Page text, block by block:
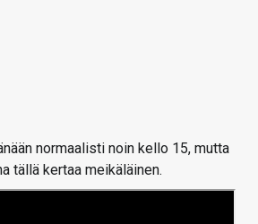
normaalisti noin kello 15, mutta
tällä kertaa meikäläinen.